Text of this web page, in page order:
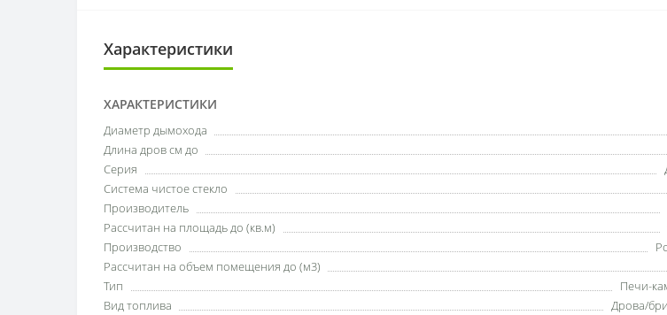
Характеристики
ХАРАКТЕРИСТИКИ
Диаметр дымохода
Длина дров см до
Серия
Система чистое стекло
Производитель
Рассчитан на площадь до (кв.м)
Производство
Рассчитан на объем помещения до (м3)
Тип
Печи-
Вид топлива
Дрова/